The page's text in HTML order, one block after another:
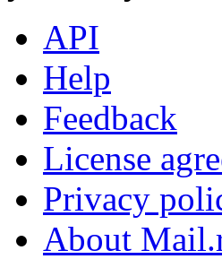
API
Help
Feedback
License
Privacy
About